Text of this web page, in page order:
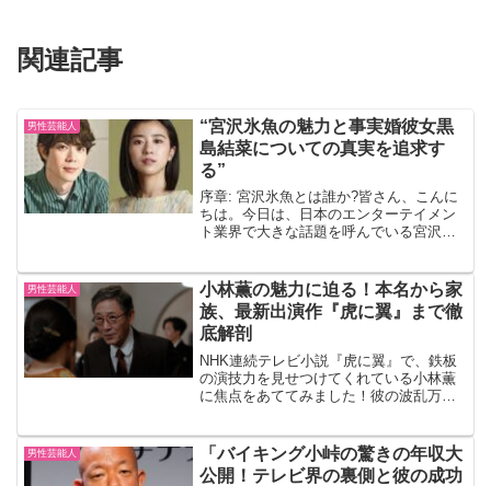
関連記事
男性芸能人
“宮沢氷魚の魅力と事実婚彼女黒
島結菜についての真実を追求す
る”
序章: 宮沢氷魚とは誰か?皆さん、こんに
ちは。今日は、日本のエンターテイメン
ト業界で大きな話題を呼んでいる宮沢氷
しても活躍しています。その多才さと独
特の魅力で、多くのファ...
男性芸能人
小林薫の魅力に迫る！本名から家
族、最新出演作『虎に翼』まで徹
底解剖
NHK連続テレビ小説『虎に翼』で、鉄板
の演技力を見せつけてくれている小林薫
に焦点をあててみました！彼の波乱万丈
はそのまま「小林薫」です。1951年9月4
日、京都府京...
男性芸能人
「バイキング小峠の驚きの年収大
公開！テレビ界の裏側と彼の成功